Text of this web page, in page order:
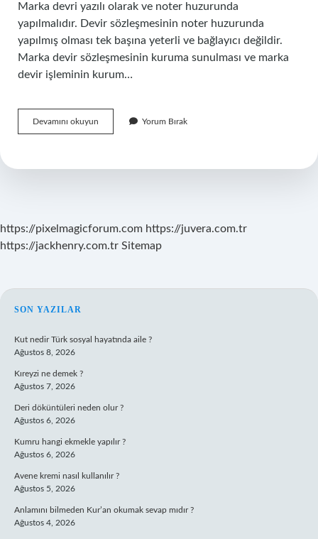
Marka devri yazılı olarak ve noter huzurunda
yapılmalıdır. Devir sözleşmesinin noter huzurunda
yapılmış olması tek başına yeterli ve bağlayıcı değildir.
Marka devir sözleşmesinin kuruma sunulması ve marka
devir işleminin kurum…
Devamını okuyun
Satışı
Yorum Bırak
https://pixelmagicforum.com https://juvera.com.tr
https://jackhenry.com.tr Sitemap
SIDEBAR
SON YAZILAR
Kut nedir Türk sosyal hayatında aile ?
Ağustos 8, 2026
Kıreyzi ne demek ?
Ağustos 7, 2026
Deri döküntüleri neden olur ?
Ağustos 6, 2026
Kumru hangi ekmekle yapılır ?
Ağustos 6, 2026
Avene kremi nasıl kullanılır ?
Ağustos 5, 2026
Anlamını bilmeden Kur’an okumak sevap mıdır ?
Ağustos 4, 2026